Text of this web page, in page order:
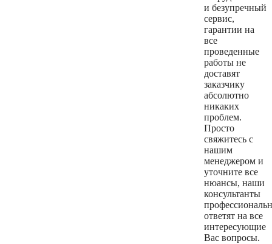
и безупречный
сервис,
гарантии на
все
проведенные
работы не
доставят
заказчику
абсолютно
никаких
проблем.
Просто
свяжитесь с
нашим
менеджером и
уточните все
нюансы, наши
консультанты
ответят на все
интересующие
Вас вопросы.